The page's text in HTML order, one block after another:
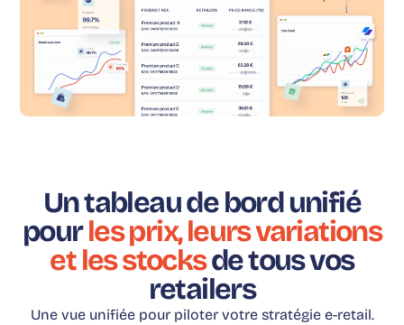
Un tableau de bord unifié
pourles prix, leurs variations
et les stocksde tous vos
retailers
Une vue unifiée pour piloter votre stratégie e-retail.